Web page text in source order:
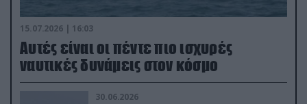
15.07.2026 | 16:03
Aυτές είναι οι πέντε πιο ισχυρές
ναυτικές δυνάμεις στον κόσμο
30.06.2026